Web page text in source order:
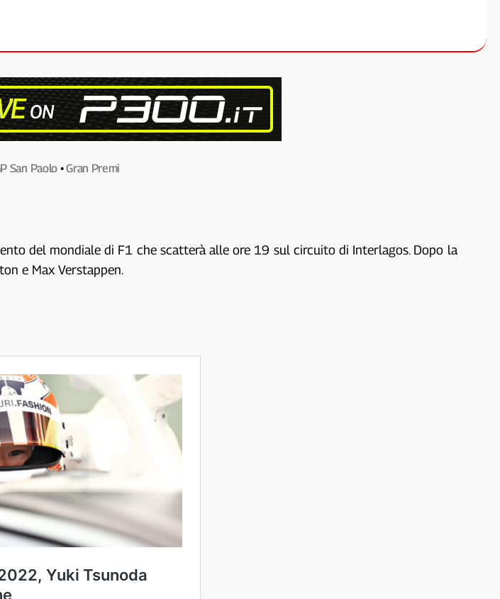
San Paolo •Gran Premi
del mondiale di F1 che scatterà alle ore 19 sul circuito di Interlagos. Dopo la
e Max Verstappen.